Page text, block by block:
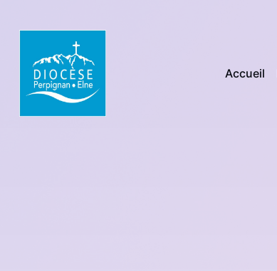
Accueil